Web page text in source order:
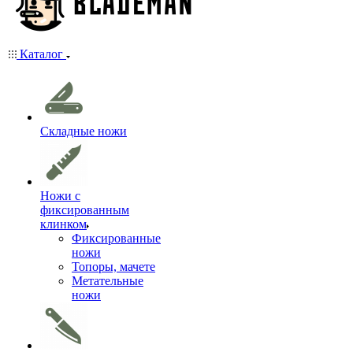
Каталог
Складные ножи
Ножи с
фиксированным
клинком
Фиксированные
ножи
Топоры, мачете
Метательные
ножи